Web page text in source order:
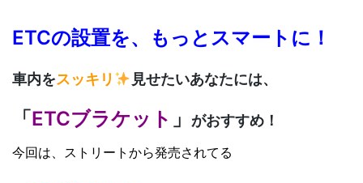
ETCの設置を、もっとスマートに！
車内をスッキリ 見せたいあなたには、
「ETCブラケット 」 がおすすめ！
今回は、ストリートから発売されてる